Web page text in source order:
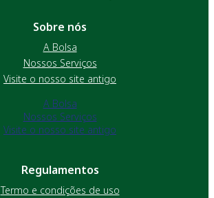
Sobre nós
A Bolsa
Nossos Serviços
Visite o nosso site antigo
A Bolsa
Nossos Serviços
Visite o nosso site antigo
Regulamentos
Termo e condições de uso